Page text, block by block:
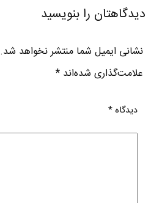
دیدگاهتان را بنویسید
نشانی ایمیل شما منتشر نخواهد شد.
علامت‌گذاری شده‌اند*
دیدگاه*